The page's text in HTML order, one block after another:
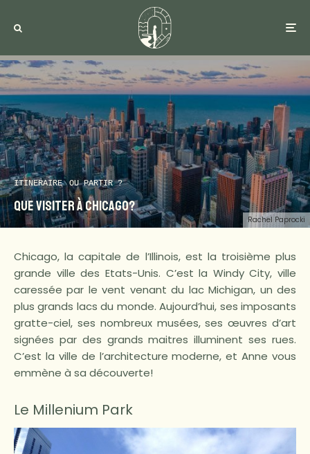
Rachel Paprocki
ITINERAIRE OU PARTIR ?
Que visiter à Chicago?
Chicago, la capitale de l’Illinois, est la troisième plus
grande ville des Etats-Unis. C’est la Windy City, ville
caressée par le vent venant du lac Michigan, un des
plus grands lacs du monde. Aujourd’hui, ses imposants
gratte-ciel, ses nombreux musées, ses œuvres d’art
signées par des grands maitres illuminent ses rues.
C’est la ville de l’architecture moderne, et Anne vous
emmène à sa découverte!
Le Millenium Park